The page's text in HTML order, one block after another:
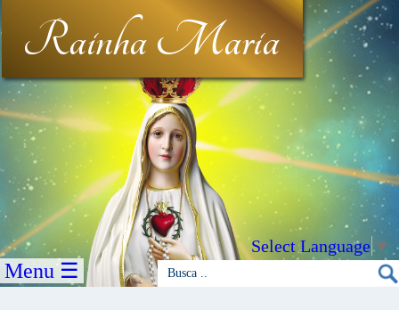
Rainha Maria
Select Language▼
Menu ☰